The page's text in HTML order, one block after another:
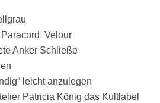
Velour
Anker Schließe
leicht anzulegen
Patricia König das Kultlabel